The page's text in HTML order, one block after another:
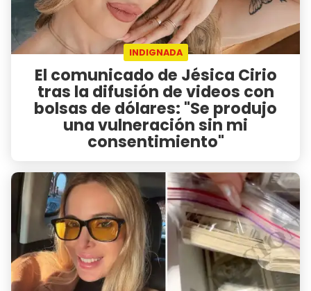
INDIGNADA
El comunicado de Jésica Cirio
tras la difusión de videos con
bolsas de dólares: "Se produjo
una vulneración sin mi
consentimiento"